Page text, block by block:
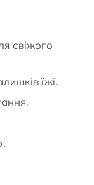
свіжого
їжі.